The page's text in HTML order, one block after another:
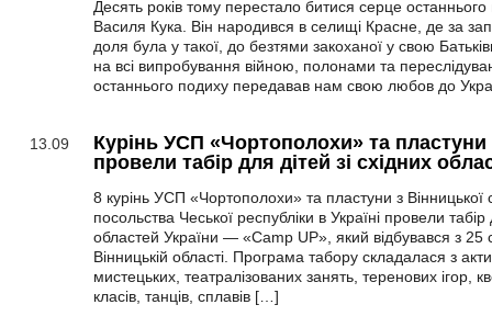
Десять років тому перестало битися серце
Василя Кука. Він народився в селищі Красне, де за
доля була у такої, до безтями закоханої у свою
на всі випробування війною, полонами та
останнього подиху передавав нам свою любов до
13.09
Курінь УСП «Чортополохи» та пластуни
провели табір для дітей зі східних
8 курінь УСП «Чортополохи» та пластуни з Вінницької
посольства Чеської республіки в Україні провели табір
областей України — «Camp UP», який відбувався з
Вінницькій області. Програма табору складалася з
мистецьких, театралізованих занять, теренових ігор,
класів, танців, сплавів […]